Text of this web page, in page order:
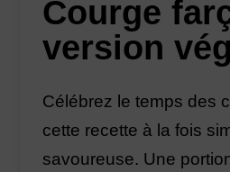
Courge
version
Célébrez le temps des
cette recette à la fois
savoureuse. Une